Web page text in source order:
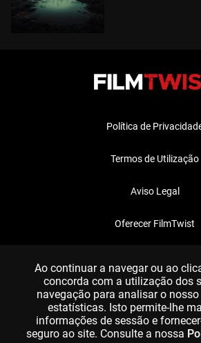
Política de
Termos de Utilização
Aviso Legal
Oferecer FilmTwist
Ao continuar a navegar ou ao
concorda com a utilização dos
navegação para analisar o
estatísticas. Isto permite-lhe
informações de sessão e
seguro ao site. Consulte a nossa